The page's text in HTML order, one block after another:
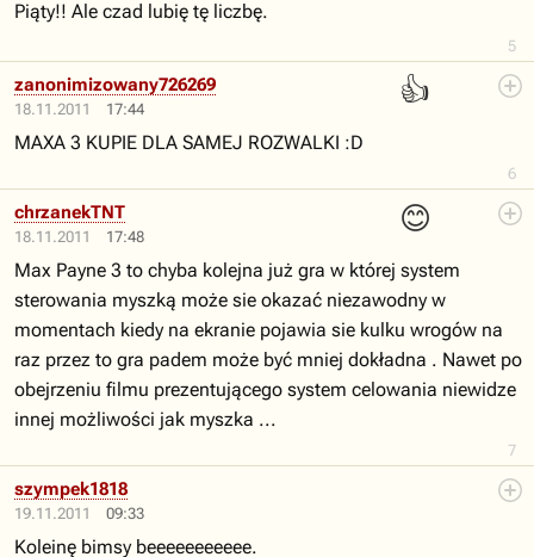
5
Piąty!! Ale czad lubię tę liczbę.
18.11.2011 17:44
👍
6
zanonimizowany726269
MAXA 3 KUPIE DLA SAMEJ ROZWALKI :D
18.11.2011 17:48
😊
7
chrzanekTNT
Max Payne 3 to chyba kolejna już gra w której system
sterowania myszką może sie okazać niezawodny w
momentach kiedy na ekranie pojawia sie kulku wrogów na
raz przez to gra padem może być mniej dokładna . Nawet po
obejrzeniu filmu prezentującego system celowania niewidze
innej możliwości jak myszka ...
19.11.2011 09:33
szympek1818
Koleinę bimsy beeeeeeeeeee.